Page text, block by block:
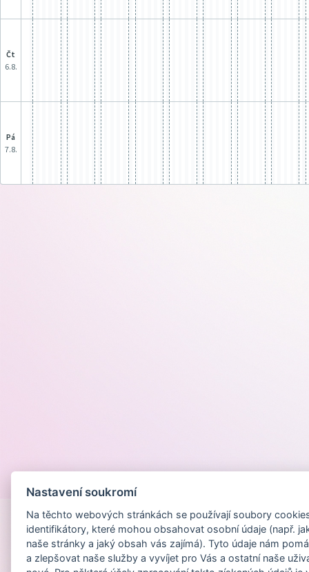
čt
6.8.
pá
7.8.
Nastavení soukromí
Na těchto webových stránkách se používají soubory
identifikátory, které mohou obsahovat osobní údaje (např.
naše stránky a jaký obsah vás zajímá). Tyto údaje nám
a zlepšovat naše služby a vyvíjet pro Vás a ostatní naše